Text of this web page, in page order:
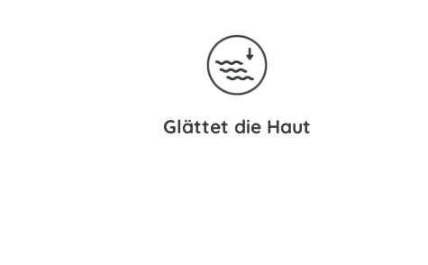
Glättet die Haut